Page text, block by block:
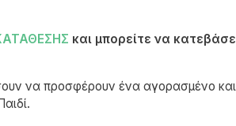
και μπορείτε να
να προσφέρουν ένα αγορασμένο